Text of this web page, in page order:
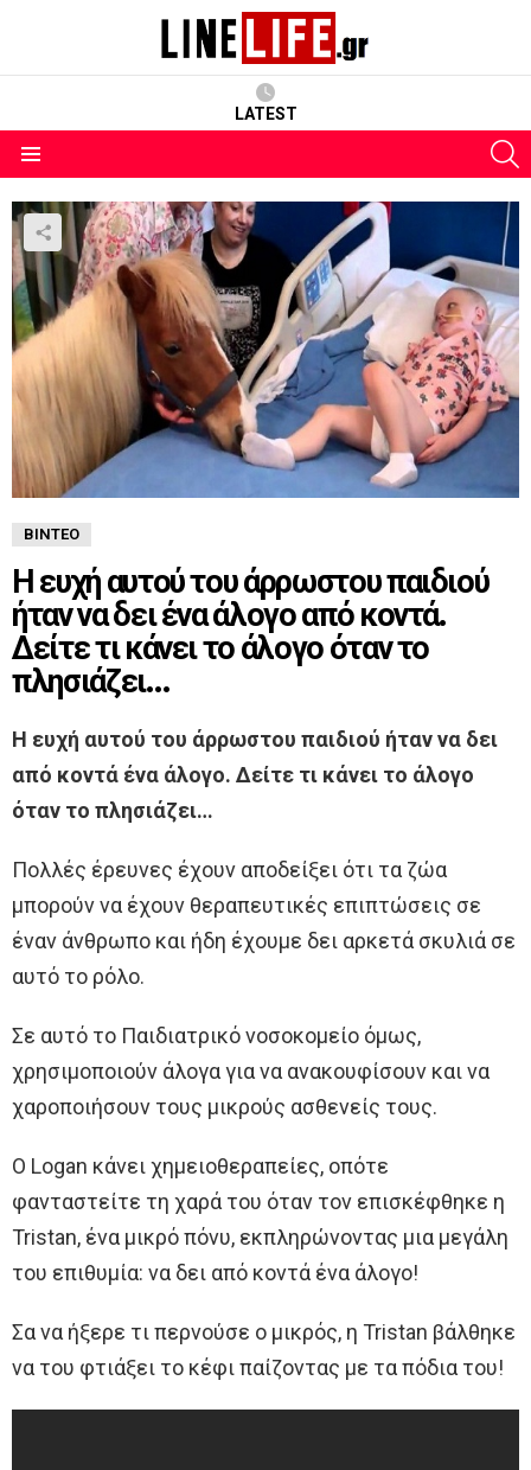
LATEST
ΒΊΝΤΕΟ
Η ευχή αυτού του άρρωστου παιδιού
ήταν να δει ένα άλογο από κοντά.
Δείτε τι κάνει το άλογο όταν το
πλησιάζει…
Η ευχή αυτού του άρρωστου παιδιού ήταν να δει
από κοντά ένα άλογο. Δείτε τι κάνει το άλογο
όταν το πλησιάζει…
Πολλές έρευνες έχουν αποδείξει ότι τα ζώα
μπορούν να έχουν θεραπευτικές επιπτώσεις σε
έναν άνθρωπο και ήδη έχουμε δει αρκετά σκυλιά σε
αυτό το ρόλο.
Σε αυτό το Παιδιατρικό νοσοκομείο όμως,
χρησιμοποιούν άλογα για να ανακουφίσουν και να
χαροποιήσουν τους μικρούς ασθενείς τους.
Ο Logan κάνει χημειοθεραπείες, οπότε
φανταστείτε τη χαρά του όταν τον επισκέφθηκε η
Tristan, ένα μικρό πόνυ, εκπληρώνοντας μια μεγάλη
του επιθυμία: να δει από κοντά ένα άλογο!
Σα να ήξερε τι περνούσε ο μικρός, η Tristan βάλθηκε
να του φτιάξει το κέφι παίζοντας με τα πόδια του!